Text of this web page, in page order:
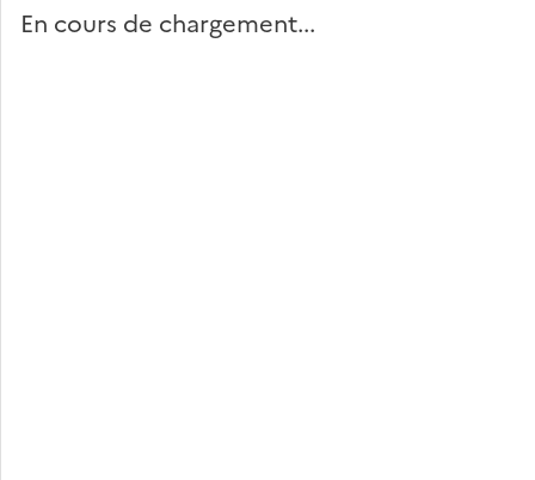
En cours de chargement...